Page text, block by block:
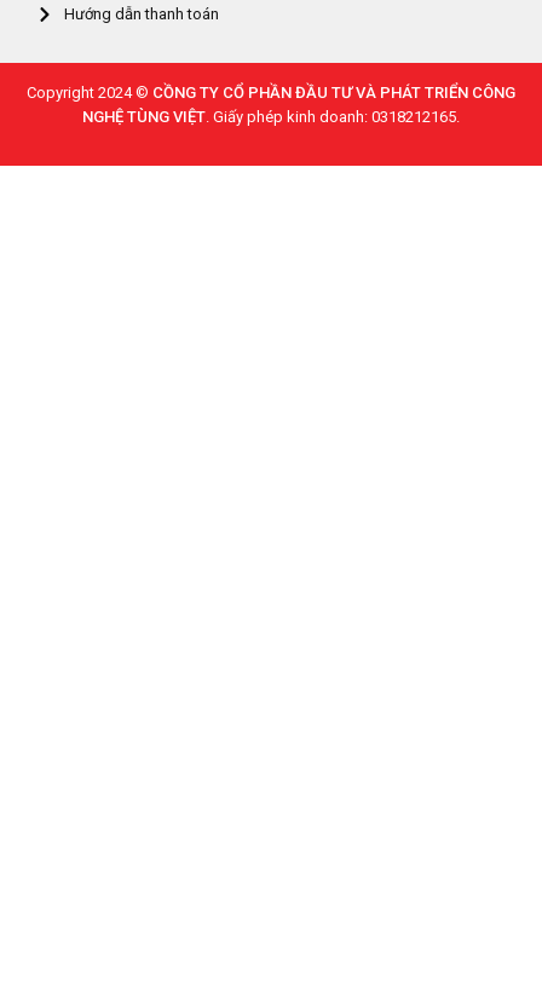
Hướng dẫn thanh toán
Copyright 2024 © CỒNG TY CỔ PHẦN ĐẦU TƯ VÀ PHÁT TRIỂN CÔNG
NGHỆ TÙNG VIỆT. Giấy phép kinh doanh: 0318212165.